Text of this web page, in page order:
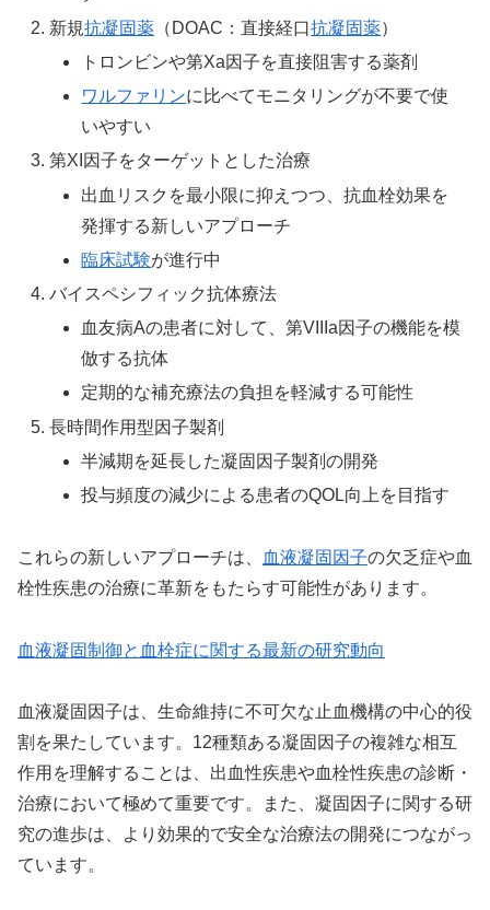
新規抗凝固薬 （DOAC：直接経口抗凝固薬）
トロンビンや第Xa因子を直接阻害する薬剤
ワルファリンに比べてモニタリングが不要で使
いやすい
第XI因子をターゲットとした治療
出血リスクを最小限に抑えつつ、抗血栓効果を
発揮する新しいアプローチ
臨床試験が進行中
バイスペシフィック抗体療法
血友病Aの患者に対して、第VIIIa因子の機能を模
倣する抗体
定期的な補充療法の負担を軽減する可能性
長時間作用型因子製剤
半減期を延長した凝固因子製剤の開発
投与頻度の減少による患者のQOL向上を目指す
これらの新しいアプローチは、 血液凝固因子の欠乏症や血
栓性疾患の治療に革新をもたらす可能性があります。
血液凝固制御と血栓症に関する最新の研究動向
血液凝固因子は、生命維持に不可欠な止血機構の中心的役
割を果たしています。12種類ある凝固因子の複雑な相互
作用を理解することは、出血性疾患や血栓性疾患の診断・
治療において極めて重要です。また、凝固因子に関する研
究の進歩は、より効果的で安全な治療法の開発につながっ
ています。